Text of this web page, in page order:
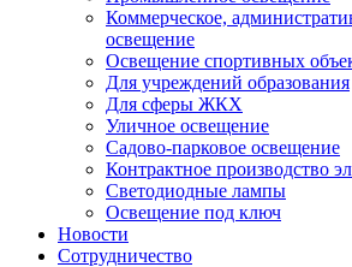
Коммерческое,
освещение
Освещение спортивных
Для учреждений образования
Для сферы ЖКХ
Уличное освещение
Садово-парковое освещение
Контрактное производство
Светодиодные лампы
Освещение под ключ
Новости
Сотрудничество